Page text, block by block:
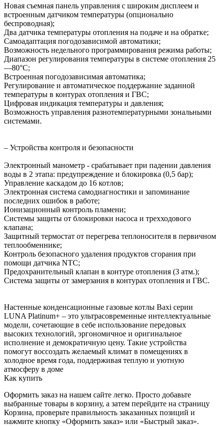
Новая съемная панель управления с широким дисплеем и
встроенным датчиком температуры (опционально
беспроводная);
Два датчика температуры отопления на подаче и на обратке;
Самоадаптация погодозависимой автоматики;
Возможность недельного программирования режима работы;
Диапазон регулирования температуры в системе отопления 25
—80°С;
Встроенная погодозависимая автоматика;
Регулирование и автоматическое поддержание заданной
температуры в контурах отопления и ГВС;
Цифровая индикация температуры и давления;
Возможность управления разнотемпературными зональными
системами.
– Устройства контроля и безопасности
Электронный манометр - срабатывает при падении давления
воды в 2 этапа: предупреждение и блокировка (0,5 бар);
Управление каскадом до 16 котлов;
Электронная система самодиагностики и запоминание
последних ошибок в работе;
Ионизационный контроль пламени;
Системы защиты от блокировки насоса и трехходового
клапана;
Защитный термостат от перегрева теплоносителя в первичном
теплообменнике;
Контроль безопасного удаления продуктов сгорания при
помощи датчика NTC;
Предохранительный клапан в контуре отопления (3 атм.);
Система защиты от замерзания в контурах отопления и ГВС.
Настенные конденсационные газовые котлы Baxi серии
LUNA Platinum+ – это ультрасовременные интеллектуальные
модели, сочетающие в себе использование передовых
высоких технологий, эргономичное и оригинальное
исполнение и демократичную цену. Такие устройства
помогут воссоздать желаемый климат в помещениях в
холодное время года, поддерживая теплую и уютную
атмосферу в доме
Как купить
Оформить заказ на нашем сайте легко. Просто добавьте
выбранные товары в корзину, а затем перейдите на страницу
Корзина, проверьте правильность заказанных позиций и
нажмите кнопку «Оформить заказ» или «Быстрый заказ».